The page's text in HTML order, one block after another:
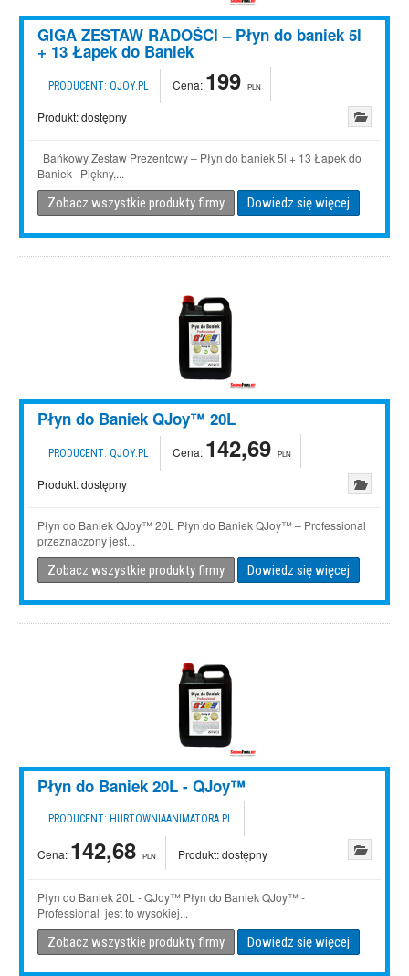
GIGA ZESTAW RADOŚCI – Płyn do baniek 5l
+ 13 Łapek do Baniek
PRODUCENT: QJOY.PL Cena: 199 PLN
Produkt:dostępny
Bańkowy Zestaw Prezentowy – Płyn do baniek 5l + 13 Łapek do
Baniek Piękny,...
Zobacz wszystkie produkty firmy Dowiedz się więcej
Płyn do Baniek QJoy™ 20L
PRODUCENT: QJOY.PL Cena: 142,69 PLN
Produkt:dostępny
Płyn do Baniek QJoy™ 20L Płyn do Baniek QJoy™ – Professional
przeznaczony jest...
Zobacz wszystkie produkty firmy Dowiedz się więcej
Płyn do Baniek 20L - QJoy™
PRODUCENT: HURTOWNIAANIMATORA.PL
Cena: 142,68 PLN Produkt:dostępny
Płyn do Baniek 20L - QJoy™ Płyn do Baniek QJoy™ -
Professional jest to wysokiej...
Zobacz wszystkie produkty firmy Dowiedz się więcej